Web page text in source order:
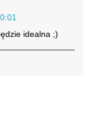
idealna ;)